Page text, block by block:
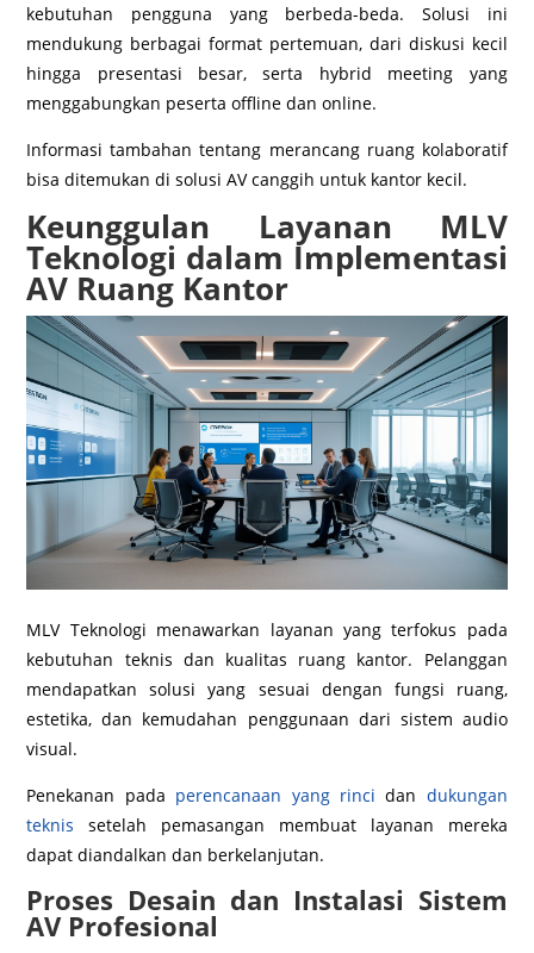
kebutuhan pengguna yang berbeda-beda. Solusi ini
mendukung berbagai format pertemuan, dari diskusi kecil
hingga presentasi besar, serta hybrid meeting yang
menggabungkan peserta offline dan online.
Informasi tambahan tentang merancang ruang kolaboratif
bisa ditemukan di solusi AV canggih untuk kantor kecil.
Keunggulan Layanan MLV
Teknologi dalam Implementasi
AV Ruang Kantor
MLV Teknologi menawarkan layanan yang terfokus pada
kebutuhan teknis dan kualitas ruang kantor. Pelanggan
mendapatkan solusi yang sesuai dengan fungsi ruang,
estetika, dan kemudahan penggunaan dari sistem audio
visual.
Penekanan pada perencanaan yang rinci dan dukungan
teknis setelah pemasangan membuat layanan mereka
dapat diandalkan dan berkelanjutan.
Proses Desain dan Instalasi Sistem
AV Profesional